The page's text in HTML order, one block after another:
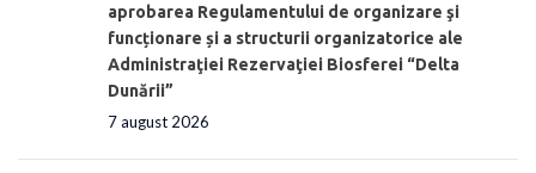
aprobarea Regulamentului de organizare şi
funcționare și a structurii organizatorice ale
Administraţiei Rezervaţiei Biosferei “Delta
Dunării”
7 august 2026